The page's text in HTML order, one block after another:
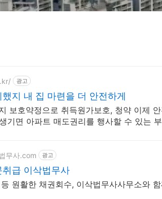
광고
지 내 집 마련을 더 안전하게
보호약정으로 취득원가보호, 청약 이제
기면 아파트 매도권리를 행사할 수 있는
무사.com 광고
급 이삭법무사
원활한 채권회수, 이삭법무사사무소와